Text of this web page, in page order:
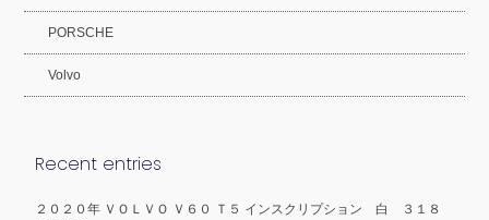
PORSCHE
Volvo
Recent entries
２０２０年 ＶＯＬＶＯ Ｖ６０ Ｔ５ インスクリプション 白 ３１８